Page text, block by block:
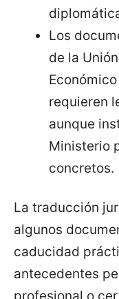
Los
de la
requieren
aunque
Ministerio
concretos.
La traducción
algunos
caducidad
antecedentes